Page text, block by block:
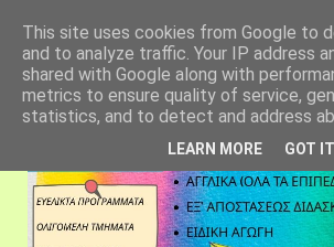
This site uses cookies from Google to
and to analyze traffic. Your IP address
shared with Google along with
metrics to ensure quality of service,
statistics, and to detect and address
LEARN MORE GOT IT